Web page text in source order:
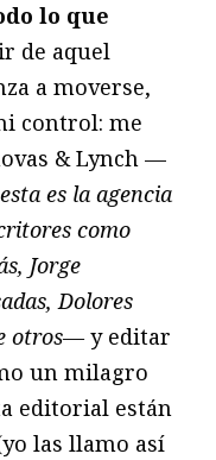
lo que
de aquel
a moverse,
control: me
& Lynch —
es la agencia
como
Jorge
Dolores
otros—y editar
un milagro
editorial están
las llamo así